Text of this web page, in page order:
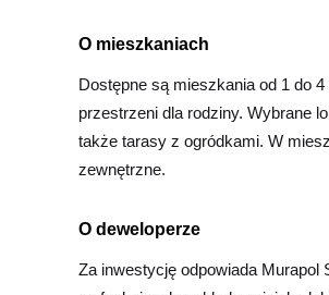
O mieszkaniach
Dostępne są mieszkania od 1 do
przestrzeni dla rodziny. Wybrane
także tarasy z ogródkami. W
zewnętrzne.
O deweloperze
Za inwestycję odpowiada Murapol